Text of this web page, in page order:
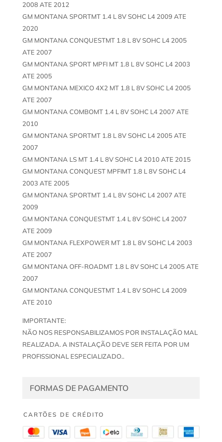
2008 ATE 2012
GM MONTANA SPORTMT 1.4 L 8V SOHC L4 2009 ATE
2020
GM MONTANA CONQUESTMT 1.8 L 8V SOHC L4 2005
ATE 2007
GM MONTANA SPORT MPFI MT 1.8 L 8V SOHC L4 2003
ATE 2005
GM MONTANA MEXICO 4X2 MT 1.8 L 8V SOHC L4 2005
ATE 2007
GM MONTANA COMBOMT 1.4 L 8V SOHC L4 2007 ATE
2010
GM MONTANA SPORTMT 1.8 L 8V SOHC L4 2005 ATE
2007
GM MONTANA LS MT 1.4 L 8V SOHC L4 2010 ATE 2015
GM MONTANA CONQUEST MPFIMT 1.8 L 8V SOHC L4
2003 ATE 2005
GM MONTANA SPORTMT 1.4 L 8V SOHC L4 2007 ATE
2009
GM MONTANA CONQUESTMT 1.4 L 8V SOHC L4 2007
ATE 2009
GM MONTANA FLEXPOWER MT 1.8 L 8V SOHC L4 2003
ATE 2007
GM MONTANA OFF-ROADMT 1.8 L 8V SOHC L4 2005 ATE
2007
GM MONTANA CONQUESTMT 1.4 L 8V SOHC L4 2009
ATE 2010
IMPORTANTE:
NÃO NOS RESPONSABILIZAMOS POR INSTALAÇÃO MAL
REALIZADA. A INSTALAÇÃO DEVE SER FEITA POR UM
PROFISSIONAL ESPECIALIZADO..
FORMAS DE PAGAMENTO
CARTÕES DE CRÉDITO